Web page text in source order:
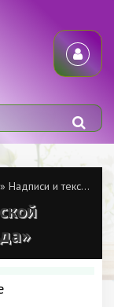
» Надписи и тексты на женской одежде 2018-2019 - «Мода»